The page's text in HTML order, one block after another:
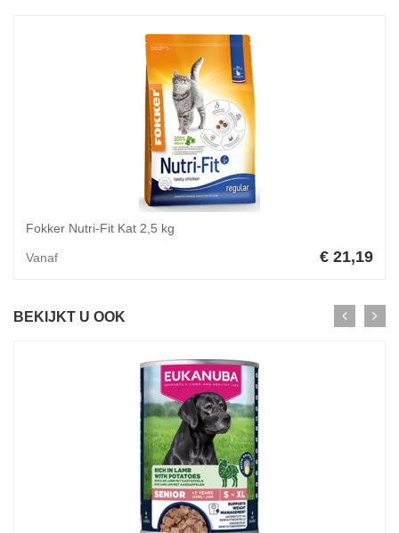
Fokker Nutri-Fit Kat 2,5 kg
Vanaf € 21,19
BEKIJKT U OOK